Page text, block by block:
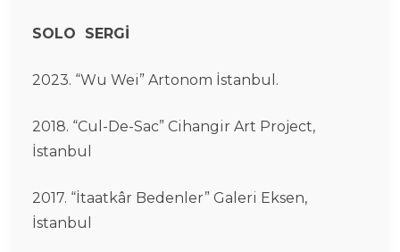
SOLO SERGİ
2023. “Wu Wei” Artonom İstanbul.
2018. “Cul-De-Sac” Cihangir Art Project,
İstanbul
2017. “İtaatkâr Bedenler” Galeri Eksen,
İstanbul